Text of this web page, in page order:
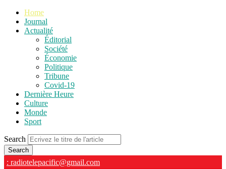
Home
Journal
Actualité
Éditorial
Société
Économie
Politique
Tribune
Covid-19
Dernière Heure
Culture
Monde
Sport
Search
: radiotelepacific@gmail.com